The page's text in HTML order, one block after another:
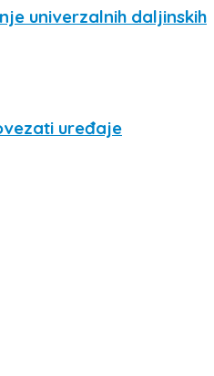
univerzalnih daljinskih
uređaje